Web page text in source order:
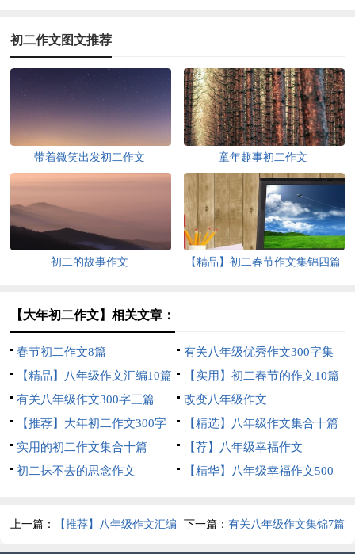
初二作文图文推荐
带着微笑出发初二作文 童年趣事初二作文
初二的故事作文 【精品】初二春节作文集锦四篇
【大年初二作文】相关文章：
春节初二作文8篇
有关八年级优秀作文300字集
合10篇
【精品】八年级作文汇编10篇
【实用】初二春节的作文10篇
有关八年级作文300字三篇
改变八年级作文
【推荐】大年初二作文300字
四篇
【精选】八年级作文集合十篇
实用的初二作文集合十篇
【荐】八年级幸福作文
初二抹不去的思念作文
【精华】八年级幸福作文500
上一篇： 【推荐】八年级作文汇编
九篇
下一篇： 有关八年级作文集锦7篇